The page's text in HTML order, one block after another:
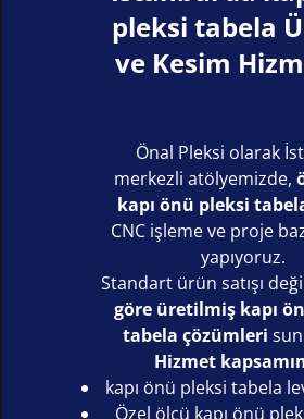
pleksi tabela
ve Kesim
Önal Pleksi olarak
merkezli atölyemizde,
kapı önü pleksi
CNC işleme ve proje
yapıyoruz.
Standart ürün satışı
göre üretilmiş kapı
tabela çözümleri
Hizmet
kapı önü pleksi tabela
Özel ölçü kapı önü